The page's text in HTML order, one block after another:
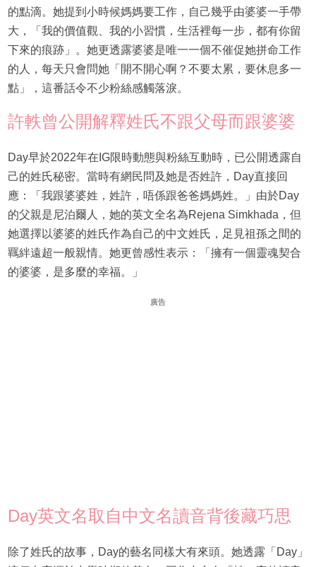
的點滴。她提到小時候媽媽要工作，自己幾乎由婆婆一手帶
大，「我的價值觀、我的小習慣，生活裡每一步，都有你留
下來的痕跡」。她更透露婆婆是唯一一個不催促她拼命工作
的人，每天只會問她「開不開心啊？不要太累，要休息多一
點」，這番話令不少粉絲感觸落淚。
許軼曾公開解釋姓氏不跟父母而跟婆婆
Day早於2022年在IG限時動態與粉絲互動時，已公開透露自
己的姓氏秘密。當時有網民問及她是否姓許，Day直接回
應：「我跟婆婆姓，姓許，唔係跟爸爸媽媽姓。」由於Day
的父親是尼泊爾人，她的英文全名為Rejena Simkhada，但
她選擇以婆婆的姓氏作為自己的中文姓氏，足見祖孫之間的
羈絆遠超一般親情。她更曾感性表示：「擁有一個靈魂契合
的婆婆，是多麼的幸福。」
廣告
Day英文名取自中文名讀音背後藏巧思
除了姓氏的故事，Day的藝名同樣大有來頭。她透露「Day」